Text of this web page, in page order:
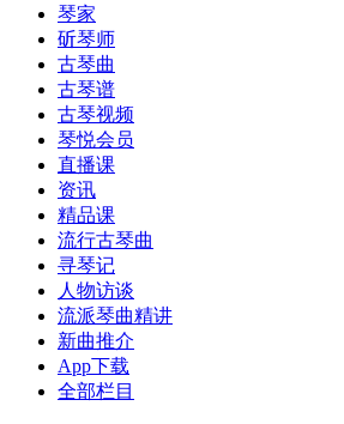
琴家
斫琴师
古琴曲
古琴谱
古琴视频
琴悦会员
直播课
资讯
精品课
流行古琴曲
寻琴记
人物访谈
流派琴曲精讲
新曲推介
App下载
全部栏目